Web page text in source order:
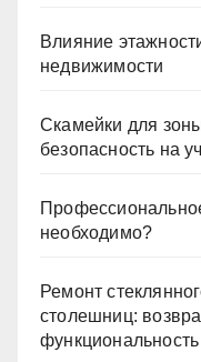
Влияние
недвижимости
Скамейки для
безопасность на
необходимо?
Ремонт
столешниц:
функциональность